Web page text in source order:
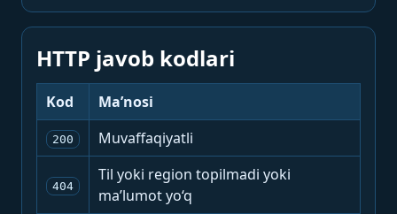
HTTP javob kodlari
Kod Ma’nosi
200 Muvaffaqiyatli
404
Til yoki region topilmadi yoki
ma’lumot yo‘q